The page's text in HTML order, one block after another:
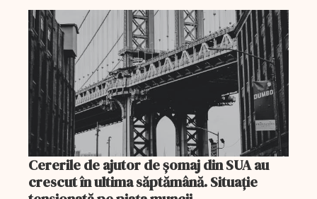
Cererile de ajutor de șomaj din SUA au
crescut în ultima săptămână. Situație